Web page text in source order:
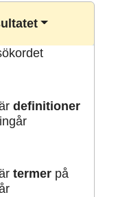
definitioner
termerpå